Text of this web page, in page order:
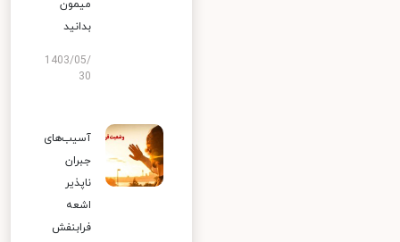
میمون
بدانید
1403/05/
30
آسیب‌های
جبران
ناپذیر
اشعه
فرابنفش